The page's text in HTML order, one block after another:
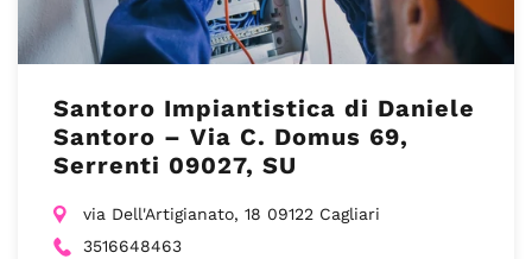
Santoro Impiantistica di Daniele
Santoro – Via C. Domus 69,
Serrenti 09027, SU
via Dell'Artigianato, 18 09122 Cagliari
3516648463